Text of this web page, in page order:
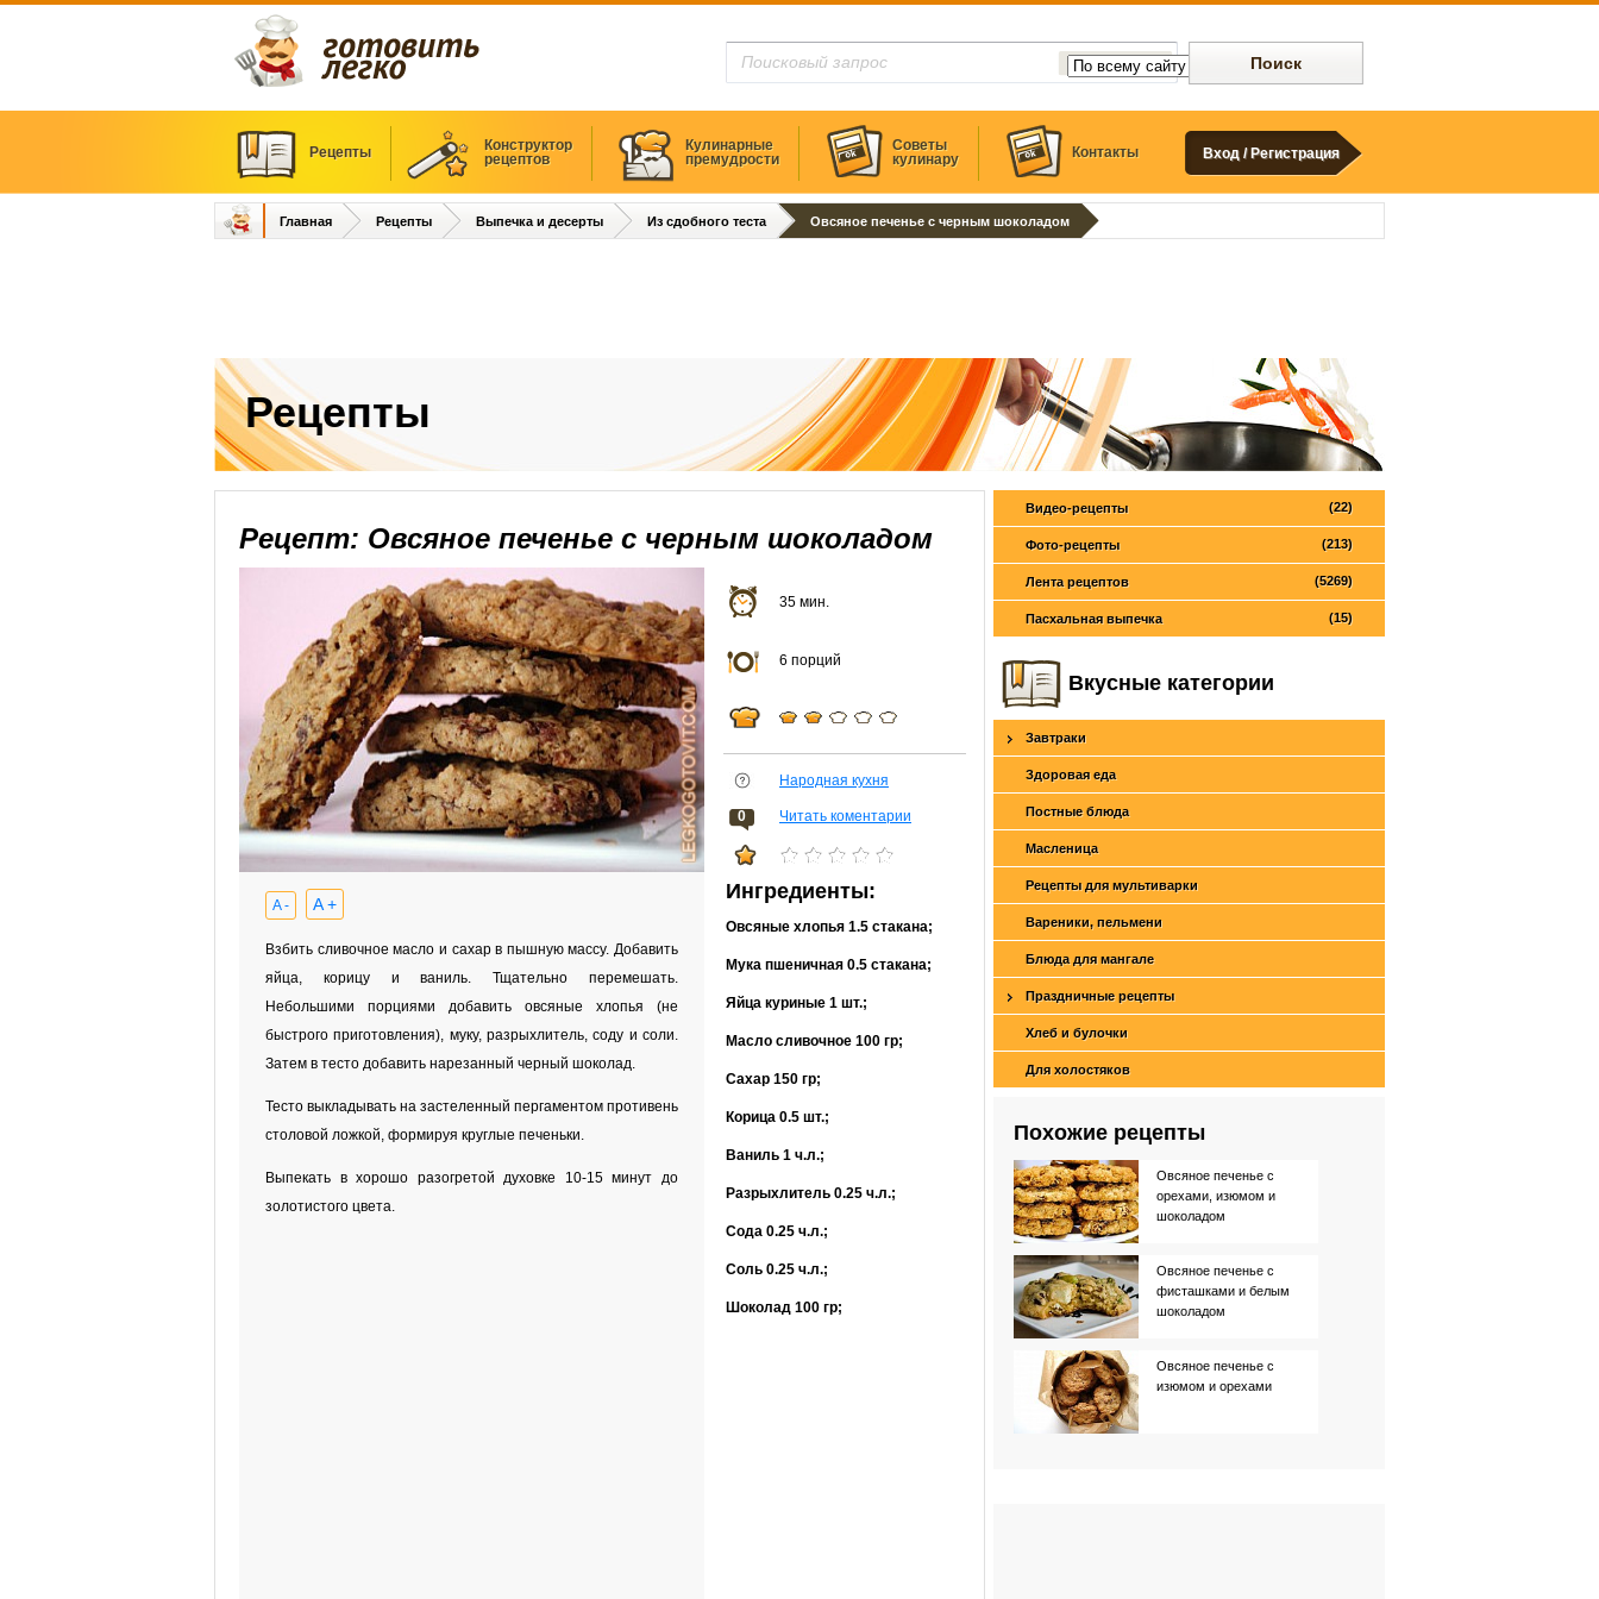
Рецепты
Конструктор
рецептов
Кулинарные
премудрости
Советы
кулинару
Контакты Вход / Регистрация
Главная Рецепты Выпечка и десерты Из сдобного теста Овсяное печенье с черным шоколадом
Рецепты
Рецепт: Овсяное печенье с черным шоколадом
A - A +
Взбить сливочное масло и сахар в пышную массу. Добавить
яйца, корицу и ваниль. Тщательно перемешать.
Небольшими порциями добавить овсяные хлопья (не
быстрого приготовления), муку, разрыхлитель, соду и соли.
Затем в тесто добавить нарезанный черный шоколад.
Тесто выкладывать на застеленный пергаментом противень
столовой ложкой, формируя круглые печеньки.
Выпекать в хорошо разогретой духовке 10-15 минут до
золотистого цвета.
35 мин.
6 порций
Народная кухня
0 Читать коментарии
Ингредиенты:
Овсяные хлопья 1.5 стакана;
Мука пшеничная 0.5 стакана;
Яйца куриные 1 шт.;
Масло сливочное 100 гр;
Сахар 150 гр;
Корица 0.5 шт.;
Ваниль 1 ч.л.;
Разрыхлитель 0.25 ч.л.;
Сода 0.25 ч.л.;
Соль 0.25 ч.л.;
Шоколад 100 гр;
(22)
Видео-рецепты
(213)
Фото-рецепты
(5269)
Лента рецептов
(15)
Пасхальная выпечка
Вкусные категории
Завтраки
Здоровая еда
Постные блюда
Масленица
Рецепты для мультиварки
Вареники, пельмени
Блюда для мангале
Праздничные рецепты
Хлеб и булочки
Для холостяков
Похожие рецепты
Овсяное печенье с
орехами, изюмом и
шоколадом
Овсяное печенье с
фисташками и белым
шоколадом
Овсяное печенье с
изюмом и орехами